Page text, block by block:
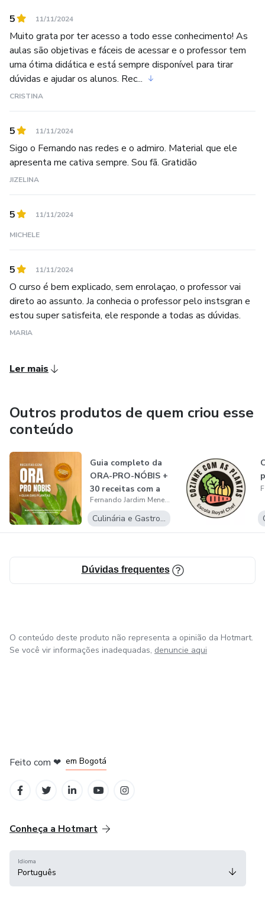
práticas agrícolas sustentáveis. Além disso, seu
envolvimento em projetos sociais, como o incentivo à
educação alimentar em comunidades carentes, demonstra
seu comprometimento em usar a gastronomia como uma
ferramenta para o bem-estar social e ambiental.
Chef no Mangará Gastronomia Criativa em Viamão no Rio
Grande do Sul
Chef no Kru Food Medicine em Maputo no Moçambique
Professor na Faculdade INNAP
5 11/11/2024
Muito grata por ter acesso a todo esse conhecimento! As
aulas são objetivas e fáceis de acessar e o professor tem
uma ótima didática e está sempre disponível para tirar
dúvidas e ajudar os alunos. Rec...
CRISTINA
5 11/11/2024
Sigo o Fernando nas redes e o admiro. Material que ele
apresenta me cativa sempre. Sou fã. Gratidão
JIZELINA
5 11/11/2024
MICHELE
5 11/11/2024
O curso é bem explicado, sem enrolaçao, o professor vai
direto ao assunto. Ja conhecia o professor pelo instsgran e
estou super satisfeita, ele responde a todas as dúvidas.
MARIA
Ler mais
Outros produtos de quem criou esse
conteúdo
Guia completo da
ORA-PRO-NÓBIS +
30 receitas com a
planta
Fernando Jardim Menegassi
Culinária e Gastronomia
Dúvidas frequentes
O conteúdo deste produto não representa a opinião da Hotmart.
Se você vir informações inadequadas, denuncie aqui
Feito com ❤ em Bogotá
Conheça a Hotmart
Idioma
Português